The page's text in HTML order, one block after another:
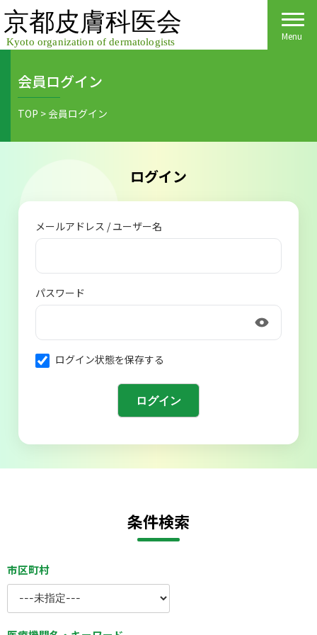
Skip
to
content
Menu
Home
医院検索
皮膚の日
皮膚の病気
医療関係者の皆様へ
会員様へごあいさつ
活動報告
ご入会方法
会員様へ
各種手続き
保険診療
会則
会員ログイン
TOP > 会員ログイン
ログイン
メールアドレス / ユーザー名
パスワード
ログイン状態を保存する
条件検索
市区町村